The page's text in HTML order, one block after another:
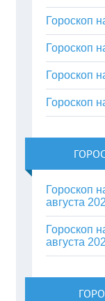
Гороскоп
Гороскоп
Гороскоп
Гороскоп
Гороскоп
августа
Гороскоп
августа